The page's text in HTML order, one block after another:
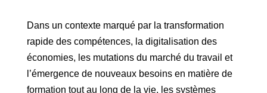
Dans un contexte marqué par la transformation
rapide des compétences, la digitalisation des
économies, les mutations du marché du travail et
l’émergence de nouveaux besoins en matière de
formation tout au long de la vie, les systèmes